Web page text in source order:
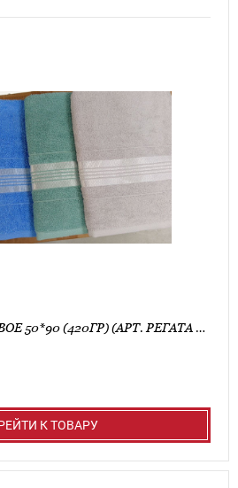
ПОЛОТЕНЦЕ МАХРОВОЕ 50*90 (420ГР) (АРТ. РЕГАТА 50*90)
К ТОВАРУ